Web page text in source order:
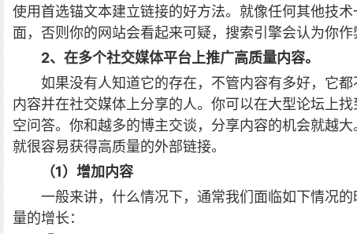
使用首选锚文本建立链接的好方法。就像任何其他技
面，否则你的网站会看起来可疑，搜索引擎会认为你作
2、在多个社交媒体平台上推广高质量内容。
如果没有人知道它的存在，不管内容有多好，它
内容并在社交媒体上分享的人。你可以在大型论坛上
空问答。你和越多的博主交谈，分享内容的机会就越
就很容易获得高质量的外部链接。
（1）增加内容
一般来讲，什么情况下，通常我们面临如下情况
量的增长：